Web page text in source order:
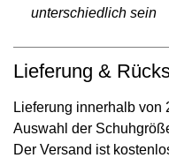
unterschiedlich sein
Lieferung &
Lieferung innerhalb von
Auswahl der
Der Versand ist